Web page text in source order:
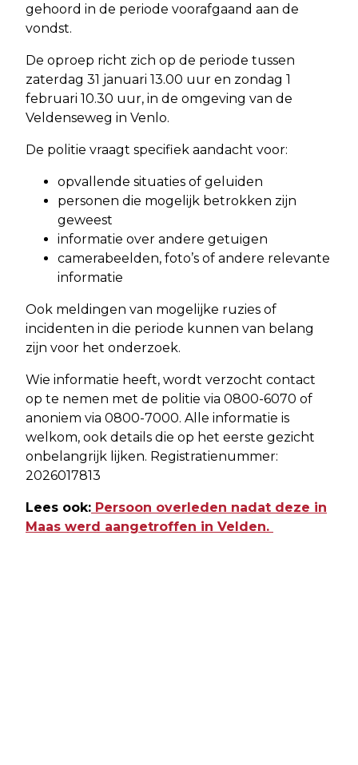
gehoord in de periode voorafgaand aan de
vondst.
De oproep richt zich op de periode tussen
zaterdag 31 januari 13.00 uur en zondag 1
februari 10.30 uur, in de omgeving van de
Veldenseweg in Venlo.
De politie vraagt specifiek aandacht voor:
opvallende situaties of geluiden
personen die mogelijk betrokken zijn
geweest
informatie over andere getuigen
camerabeelden, foto’s of andere relevante
informatie
Ook meldingen van mogelijke ruzies of
incidenten in die periode kunnen van belang
zijn voor het onderzoek.
Wie informatie heeft, wordt verzocht contact
op te nemen met de politie via 0800-6070 of
anoniem via 0800-7000. Alle informatie is
welkom, ook details die op het eerste gezicht
onbelangrijk lijken. Registratienummer:
2026017813
Lees ook: Persoon overleden nadat deze in
Maas werd aangetroffen in Velden.